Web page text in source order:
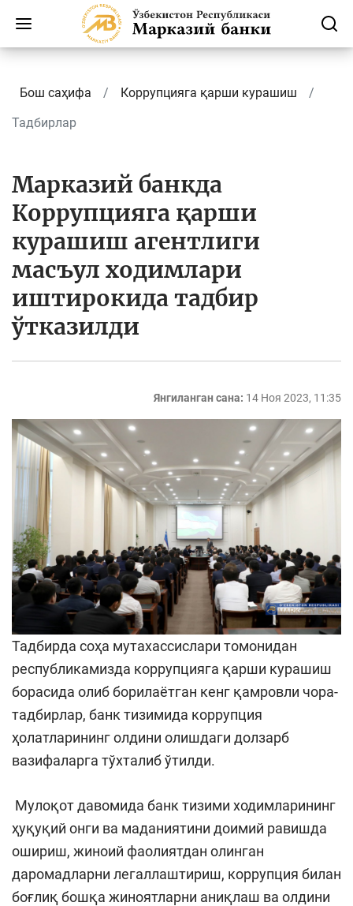
Бош саҳифа
Коррупцияга қарши курашиш
Тадбирлар
Марказий банкда
Коррупцияга қарши
курашиш агентлиги
масъул ходимлари
иштирокида тадбир
ўтказилди
Янгиланган сана: 14 Ноя 2023, 11:35
Тадбирда соҳа мутахассислари томонидан
республикамизда коррупцияга қарши курашиш
борасида олиб борилаётган кенг қамровли чора-
тадбирлар, банк тизимида коррупция
ҳолатларининг олдини олишдаги долзарб
вазифаларга тўхталиб ўтилди.
Мулоқот давомида банк тизими ходимларининг
ҳуқуқий онги ва маданиятини доимий равишда
ошириш, жиноий фаолиятдан олинган
даромадларни легаллаштириш, коррупция билан
боғлиқ бошқа жиноятларни аниқлаш ва олдини